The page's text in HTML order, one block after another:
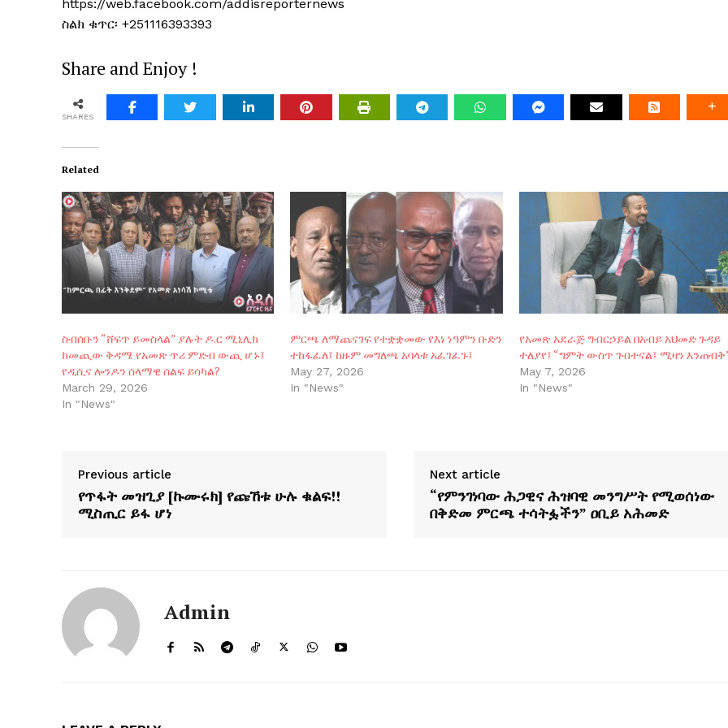
https://web.facebook.com/addisreporternews
ስልክ ቁጥር፡ +251116393393
Share and Enjoy !
SHARES
Related
ስብሰቡን “ሸፍጥ ይመስላል” ያሉት ዶ.ር ሚኒሊክ
ከመጪው ቅዳሜ የአመጽ ጥሪ ምድብ ውጪ ሆኑ፤
የዲሲና ሎንዶን ሰላማዊ ሰልፍ ይሳካል?
March 29, 2026
In "News"
ምርጫ ለማጨናገፍ የተቋቋመው የእነ ነዓምን ቡድን
ተከፋፈለ፤ ከዙም መግለጫ አባላቱ አፈገፈጉ፤
May 27, 2026
In "News"
የአመጽ አደራጅ ግብርኃይል በአብይ አህመድ ጉዳይ
ተለያየ፤ “ግምት ውስጥ ገብተናል፤ ሚዛን
May 7, 2026
In "News"
Previous article
የጥፋት መዝጊያ [ኩሙሩክ] የጩኸቱ ሁሉ ቁልፍ!!
ሚስጢር ይፋ ሆነ
Next article
“የምንገነባው ሕጋዊና ሕዝባዊ መንግሥት የሚወሰነው
በቅድመ ምርጫ ተሳትፏችን” ዐቢይ አሕመድ
Admin